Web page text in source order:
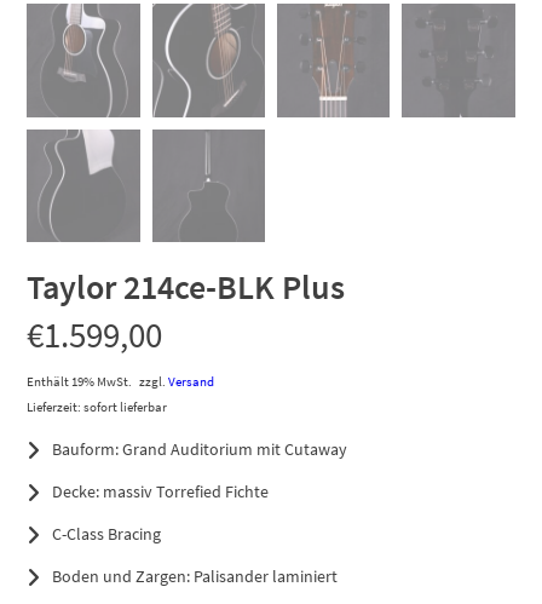
Taylor 214ce-BLK Plus
€1.599,00
Enthält 19% MwSt. zzgl.Versand
Lieferzeit: sofort lieferbar
Bauform: Grand Auditorium mit Cutaway
Decke: massiv Torrefied Fichte
C-Class Bracing
Boden und Zargen: Palisander laminiert